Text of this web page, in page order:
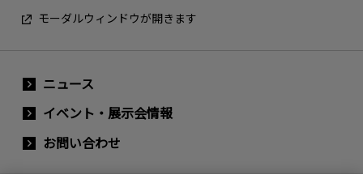
モーダルウィンドウが開きます
ニュース
イベント・展示会情報
お問い合わせ